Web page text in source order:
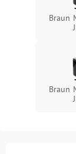
Braun
Braun